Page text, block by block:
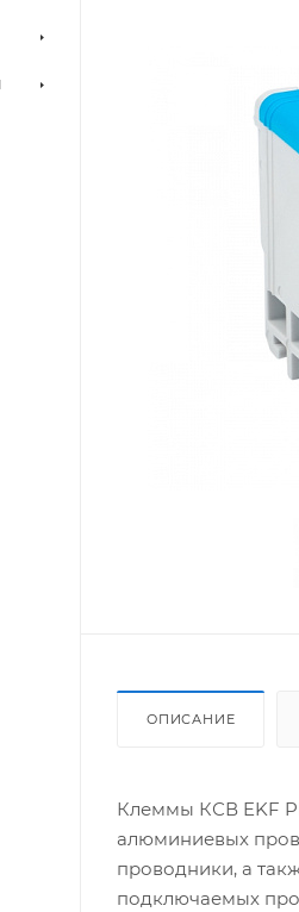
ОПИСАНИЕ
Клеммы КСВ EKF
алюминиевых
проводники, а
подключаемых